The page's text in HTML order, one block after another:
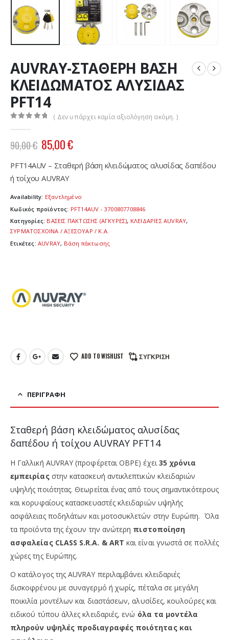
AUVRAY-ΣΤΑΘΕΡΗ ΒΑΣΗ
ΚΛΕΙΔΩΜΑΤΟΣ ΑΛΥΣΙΔΑΣ
PFT14
( Δεν υπάρχει καμία αξιολόγηση ακόμη. )
90,00€ Original
price
was:
90,00 €.
85,00€Η
τρέχουσα
τιμή
PFT14AUV – Σταθερή βάση κλειδώματος αλυσίδας δαπέδου
ή τοίχου AUVRAY
Availability: Εξαντλημένο
Κωδικός προϊόντος: PFT14AUV - 3700807708846
Κατηγορίες: ΒΑΣΕΙΣ ΠΑΚΤΩΣΗΣ (ΑΓΚΥΡΕΣ), ΚΛΕΙΔΑΡΙΕΣ AUVRAY,
ΣΥΡΜΑΤΟΣΧΟΙΝΑ / ΑΞΕΣΟΥΑΡ / Κ.Α.
Ετικέτες: AUVRAY, Βάση πάκτωσης
ADD TO WISHLIST ΣΎΓΚΡΙΣΗ
ΠΕΡΙΓΡΑΦΉ
Σταθερή βάση κλειδώματος αλυσίδας
δαπέδου ή τοίχου AUVRAY PFT14
Η Γαλλική AUVRAY (προφέρεται ΟΒΡΕ) έχει 35 χρόνια
εμπειρίαςστην κατασκευή αντικλεπτικών κλειδαριών
υψηλής ποιότητας. Θεωρείται ένας από τους σημαντικότερους
και κορυφαίους κατασκευαστές κλειδαριών υψηλής
ασφάλειας ποδηλάτων και μοτοσυκλετών στην Ευρώπη. Όλα
τα προϊόντα της έχουν την ανώτερη πιστοποίηση
ασφαλείας CLASS S.R.A. & ART και είναι γνωστά σε πολλές
χώρες της Ευρώπης.
Ο κατάλογος της AUVRAY περιλαμβάνει κλειδαριές
δισκοφρένου με συναγερμό ή χωρίς, πέταλα σε μεγάλη
ποικιλία μοντέλων και διαστάσεων, αλυσίδες, κουλούρες και
ειδικού τύπου άλλες κλειδαριές, ενώ όλα τα μοντέλα
πληρούν υψηλές προδιαγραφές ποιότητας και